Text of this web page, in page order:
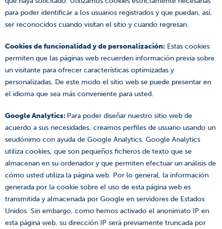
para poder identificar a los usuarios registrados y que puedan, así,
ser reconocidos cuando visitan el sitio y cuando regresan.
Cookies de funcionalidad y de personalización: Estas cookies
permiten que las páginas web recuerden información previa sobre
un visitante para ofrecer características optimizadas y
personalizadas. De este modo el sitio web se puede presentar en
el idioma que sea más conveniente para usted.
Google Analytics: Para poder diseñar nuestro sitio web de
acuerdo a sus necesidades, creamos perfiles de usuario usando un
seudónimo con ayuda de Google Analytics. Google Analytics
utiliza cookies, que son pequeños ficheros de texto que se
almacenan en su ordenador y que permiten efectuar un análisis de
cómo usted utiliza la página web. Por lo general, la información
generada por la cookie sobre el uso de esta página web es
transmitida y almacenada por Google en servidores de Estados
Unidos. Sin embargo, como hemos activado el anonimato IP en
esta página web, su dirección IP será previamente truncada por